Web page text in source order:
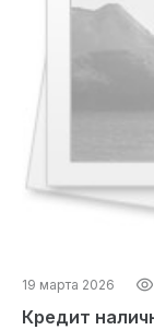
19 марта 2026
Кредит